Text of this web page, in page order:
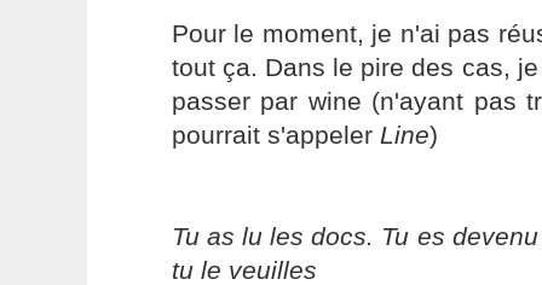
Pour le moment, je n'ai pas
tout ça. Dans le pire des cas,
passer par wine (n'ayant pas
pourrait s'appeler Line)
Tu as lu les docs. Tu es
tu le veuilles